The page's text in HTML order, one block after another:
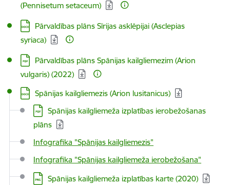
(Pennisetum setaceum)
Lejupielādēt:
Pārvaldības plāns Sīrijas asklēpijai (Asclepias
syriaca)
Lejupielādēt:
Pārvaldības plāns Spānijas kailgliemezim (Arion
vulgaris) (2022)
Spānijas kailgliemezis (Arion lusitanicus)
Spānijas kailgliemeža izplatības ierobežošanas
plāns
Infografika "Spānijas kailgliemezis"
Infografika "Spānijas kailgliemeža ierobežošana"
Spānijas kailgliemeža izplatības karte (2020)